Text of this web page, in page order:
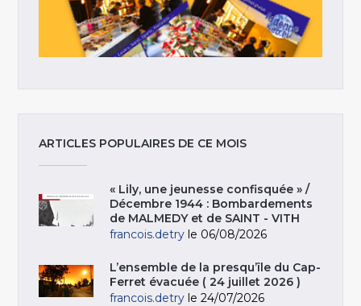
ARTICLES POPULAIRES DE CE MOIS
« Lily, une jeunesse confisquée » /
Décembre 1944 : Bombardements
de MALMEDY et de SAINT - VITH
francois.detry le 06/08/2026
L’ensemble de la presqu’île du Cap-
Ferret évacuée ( 24 juillet 2026 )
francois.detry le 24/07/2026